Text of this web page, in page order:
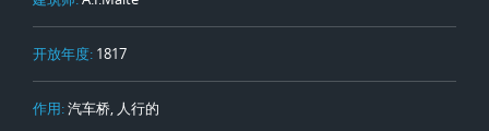
开放年度: 1817
作用:汽车桥, 人行的